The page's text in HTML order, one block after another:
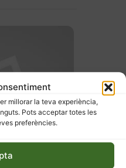
millorar la teva experiència,
Pots acceptar totes les
preferències.